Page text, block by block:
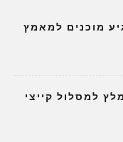
60+: איך להגיע מוכנים למאמץ
למסלול קייצי